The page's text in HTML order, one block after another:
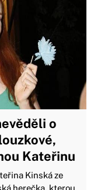
o
Kateřinu
Kinská ze